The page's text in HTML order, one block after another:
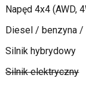
Napęd 4x4 (AWD,
Diesel / benzyna /
Silnik hybrydowy
Silnik elektryczny